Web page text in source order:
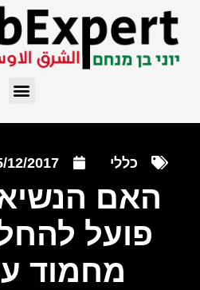
כללי 12/2017
האם
פועל
מחמוד